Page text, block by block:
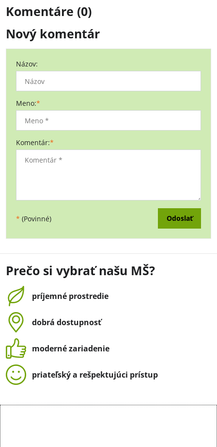
Komentáre (0)
Nový komentár
Názov:
Meno:*
Komentár:*
* (Povinné) Odoslať
Prečo si vybrať našu MŠ?
príjemné prostredie
dobrá dostupnosť
moderné zariadenie
priateľský a rešpektujúci prístup